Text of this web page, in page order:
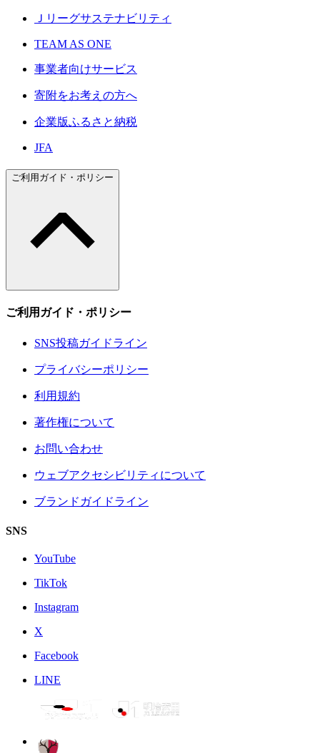
Ｊリーグサステナビリティ
TEAM AS ONE
事業者向けサービス
寄附をお考えの方へ
企業版ふるさと納税
JFA
ご利用ガイド・ポリシー
ご利用ガイド・ポリシー
SNS投稿ガイドライン
プライバシーポリシー
利用規約
著作権について
お問い合わせ
ウェブアクセシビリティについて
ブランドガイドライン
SNS
YouTube
TikTok
Instagram
X
Facebook
LINE